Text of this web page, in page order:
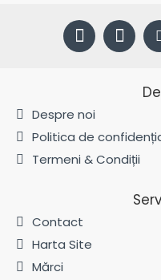
Despre noi
Politica de
Termeni & Condiții
Contact
Harta Site
Mărci